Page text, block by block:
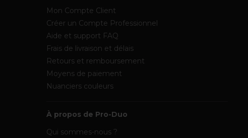
Mon Compte Client
Créer un Compte Professionnel
Aide et support FAQ
Frais de livraison et délais
Retours et remboursement
Moyens de paiement
Nuanciers couleurs
À propos de Pro-Duo
Qui sommes-nous ?